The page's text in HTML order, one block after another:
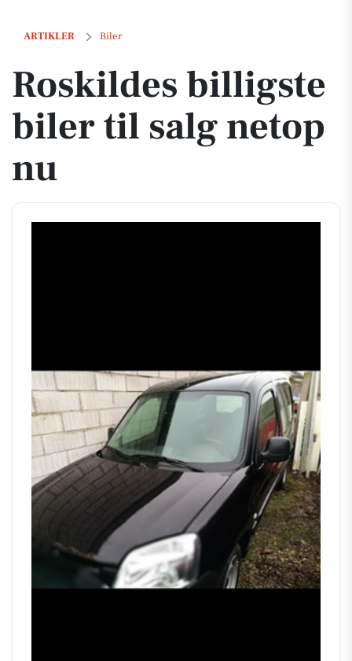
ARTIKLER Biler
Roskildes billigste biler til salg netop nu
Roskildes billigste
biler til salg netop
nu